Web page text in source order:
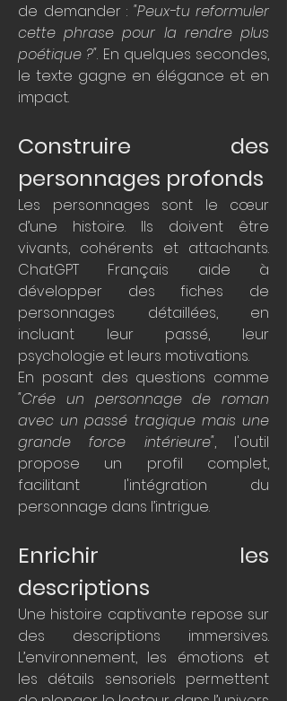
de demander : "Peux-tu reformuler
cette phrase pour la rendre plus
poétique ?". En quelques secondes,
le texte gagne en élégance et en
impact.
Construire des
personnages profonds
Les personnages sont le cœur
d’une histoire. Ils doivent être
vivants, cohérents et attachants.
ChatGPT Français aide à
développer des fiches de
personnages détaillées, en
incluant leur passé, leur
psychologie et leurs motivations.
"Crée un personnage de roman
avec un passé tragique mais une
grande force intérieure", l'outil
propose un profil complet,
facilitant l'intégration du
personnage dans l’intrigue.
Enrichir les
descriptions
Une histoire captivante repose sur
des descriptions immersives.
L’environnement, les émotions et
les détails sensoriels permettent